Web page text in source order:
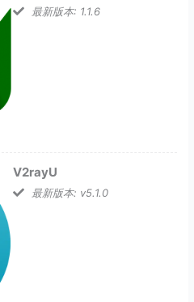
最新版本: 1.1.6
V2rayU
最新版本: v5.1.0